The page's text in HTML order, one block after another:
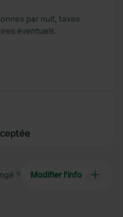
par nuit, taxes
éventuels.
? Modifier l’info